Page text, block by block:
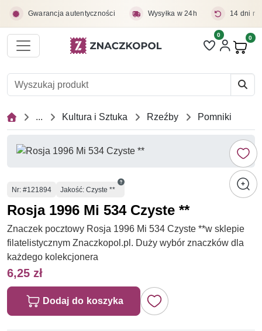
Gwarancja autentyczności Wysyłka w 24h 14 dni
Liczba pozycji
0 0
... Kultura i Sztuka Rzeźby Pomniki
Numer
Nr: #121894 Jakość: Czyste **
Rosja 1996 Mi 534 Czyste **
Znaczek pocztowy Rosja 1996 Mi 534 Czyste **w sklepie
filatelistycznym Znaczkopol.pl. Duży wybór znaczków dla
każdego kolekcjonera
6,25 zł
Dodaj do koszyka